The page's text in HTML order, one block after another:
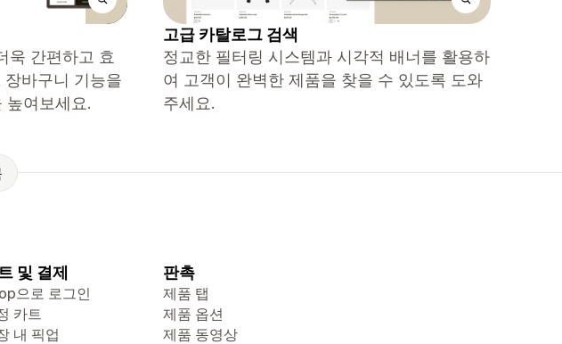
욱 간편하고 효
바구니 기능을
높여보세요.
고급 카탈로그 검색
정교한 필터링 시스템과 시각적 배너를 활용하
여 고객이 완벽한 제품을 찾을 수 있도록 도와
주세요.
및 결제
으로 로그인
카트
내 픽업
판촉
제품 탭
제품 옵션
제품 동영상